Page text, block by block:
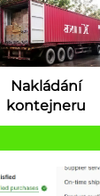
Nakládání
kontejneru